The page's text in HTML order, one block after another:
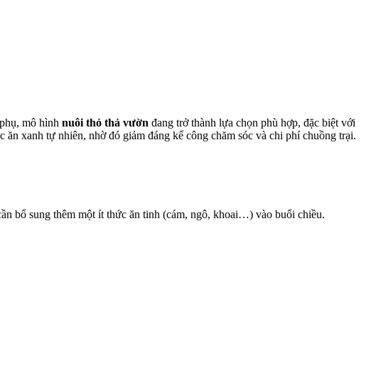
mô hình nuôi thỏ thả vườn đang trở thành lựa chọn phù hợp, đặc biệt với
xanh tự nhiên, nhờ đó giảm đáng kể công chăm sóc và chi phí chuồng trại.
bổ sung thêm một ít thức ăn tinh (cám, ngô, khoai…) vào buổi chiều.